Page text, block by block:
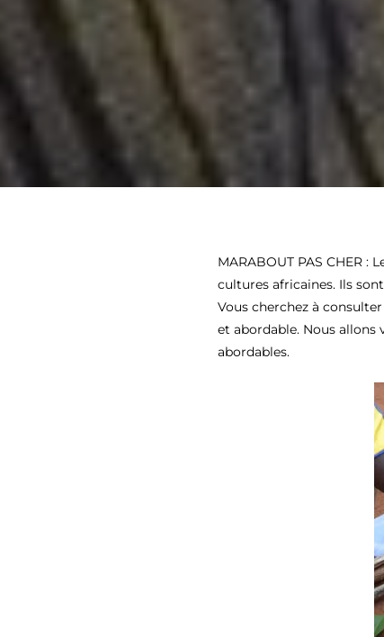
MARABOUT PAS CHER
cultures africaines. Ils
Vous cherchez à
et abordable. Nous allons
abordables.